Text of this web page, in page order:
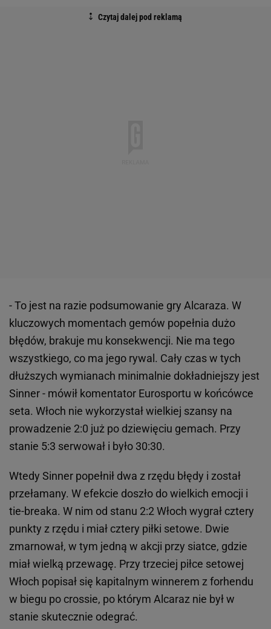
- To jest na razie podsumowanie gry Alcaraza. W
kluczowych momentach gemów popełnia dużo
błędów, brakuje mu konsekwencji. Nie ma tego
wszystkiego, co ma jego rywal. Cały czas w tych
dłuższych wymianach minimalnie dokładniejszy jest
Sinner - mówił komentator Eurosportu w końcówce
seta. Włoch nie wykorzystał wielkiej szansy na
prowadzenie 2:0 już po dziewięciu gemach. Przy
stanie 5:3 serwował i było 30:30.
Wtedy Sinner popełnił dwa z rzędu błędy i został
przełamany. W efekcie doszło do wielkich emocji i
tie-breaka. W nim od stanu 2:2 Włoch wygrał cztery
punkty z rzędu i miał cztery piłki setowe. Dwie
zmarnował, w tym jedną w akcji przy siatce, gdzie
miał wielką przewagę. Przy trzeciej piłce setowej
Włoch popisał się kapitalnym winnerem z forhendu
w biegu po crossie, po którym Alcaraz nie był w
stanie skutecznie odegrać.